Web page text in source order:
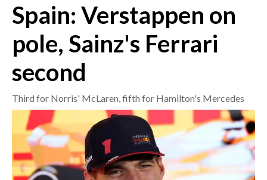
CRONACA
MONDO
POLITICA
ECONOMIA
SERVIZI ALLE IMPRESE
LAVORO
BANDI
Spain: Verstappen on
pole, Sainz's Ferrari
second
Third for Norris' McLaren, fifth for Hamilton's Mercedes